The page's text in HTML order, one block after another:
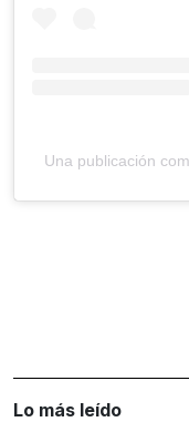
Una publicación
Lo más leído